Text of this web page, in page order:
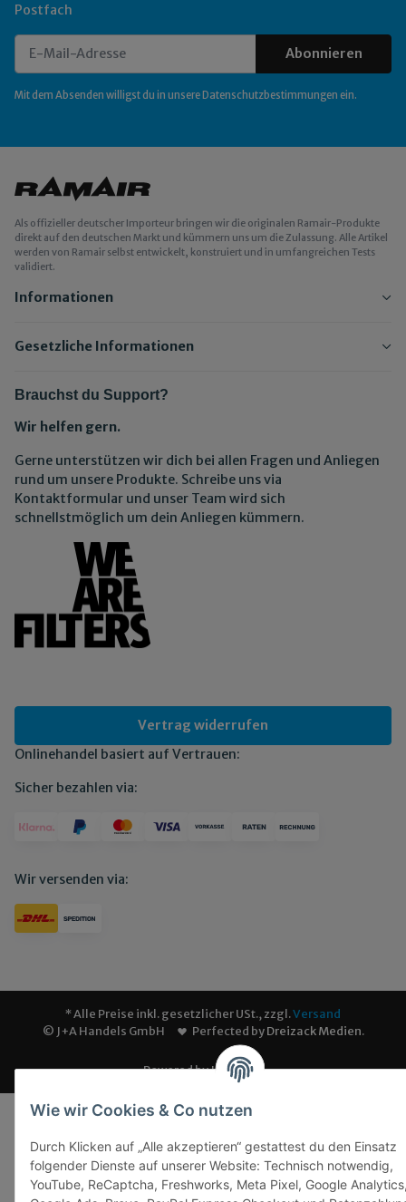
Wie wir Cookies & Co nutzen
Durch Klicken auf „Alle akzeptieren“ gestattest du den Einsatz
folgender Dienste auf unserer Website: Technisch notwendig,
YouTube, ReCaptcha, Freshworks, Meta Pixel, Google
Postfach
Abonnieren
Mit dem Absenden willigst du in unsere Datenschutzbestimmungen ein.
Als offizieller deutscher Importeur bringen wir die originalen Ramair-Produkte
direkt auf den deutschen Markt und kümmern uns um die Zulassung. Alle Artikel
werden von Ramair selbst entwickelt, konstruiert und in umfangreichen Tests
validiert.
Informationen
Gesetzliche Informationen
Brauchst du Support?
Wir helfen gern.
Gerne unterstützen wir dich bei allen Fragen und Anliegen
rund um unsere Produkte. Schreibe uns via
Kontaktformular und unser Team wird sich
schnellstmöglich um dein Anliegen kümmern.
Vertrag widerrufen
Onlinehandel basiert auf Vertrauen:
Sicher bezahlen via:
Wir versenden via:
* Alle Preise inkl. gesetzlicher USt., zzgl.Versand
© J+A Handels GmbH
Perfected byDreizack Medien.
Powered byJTL-Shop